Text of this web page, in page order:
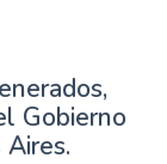
Gobierno